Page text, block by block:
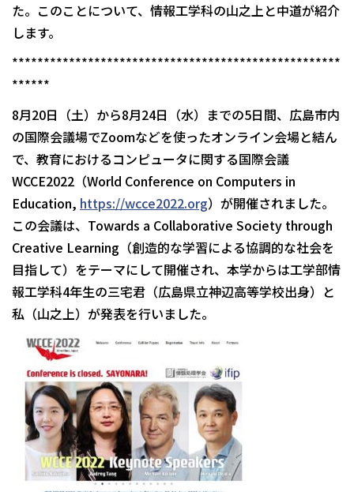
た。このことについて、情報工学科の山之上と中道が紹介
します。
****************************************************
******
8月20日（土）から8月24日（水）までの5日間、広島市内
の国際会議場でZoomなどを使ったオンライン会場と結ん
で、教育におけるコンピュータに関する国際会議
WCCE2022（World Conference on Computers in
Education, https://wcce2022.org）が開催されました。
この会議は、Towards a Collaborative Society through
Creative Learning（創造的な学習による協調的な社会を
目指して）をテーマにして開催され、本学からは工学部情
報工学科4年生の三宅君（広島県立神辺高等学校出身）と
私（山之上）が発表を行いました。